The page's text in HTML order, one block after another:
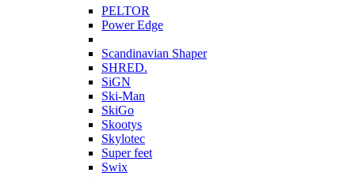
PELTOR
Power Edge
Scandinavian Shaper
SHRED.
SiGN
Ski-Man
SkiGo
Skootys
Skylotec
Super feet
Swix